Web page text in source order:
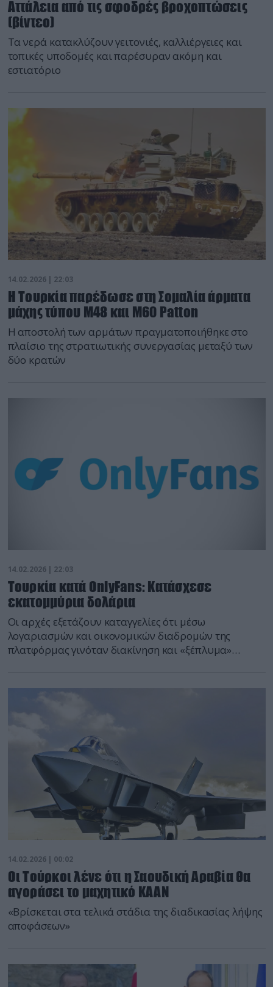
Αττάλεια από τις σφοδρές βροχοπτώσεις
(βίντεο)
Τα νερά κατακλύζουν γειτονιές, καλλιέργειες και
τοπικές υποδομές και παρέσυραν ακόμη και
εστιατόριο
14.02.2026 | 22:03
Η Τουρκία παρέδωσε στη Σομαλία άρματα
μάχης τύπου M48 και M60 Patton
Η αποστολή των αρμάτων πραγματοποιήθηκε στο
πλαίσιο της στρατιωτικής συνεργασίας μεταξύ των
δύο κρατών
14.02.2026 | 22:03
Τουρκία κατά OnlyFans: Κατάσχεσε
εκατομμύρια δολάρια
Οι αρχές εξετάζουν καταγγελίες ότι μέσω
λογαριασμών και οικονομικών διαδρομών της
πλατφόρμας γινόταν διακίνηση και «ξέπλυμα»
14.02.2026 | 00:02
Οι Τούρκοι λένε ότι η Σαουδική Αραβία θα
αγοράσει το μαχητικό KAAN
«Βρίσκεται στα τελικά στάδια της διαδικασίας λήψης
αποφάσεων»